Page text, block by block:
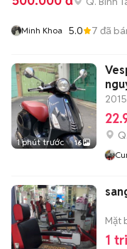
Minh Khoa 5.0 7 đã
1 phút trước 16
2015
Mặt
1